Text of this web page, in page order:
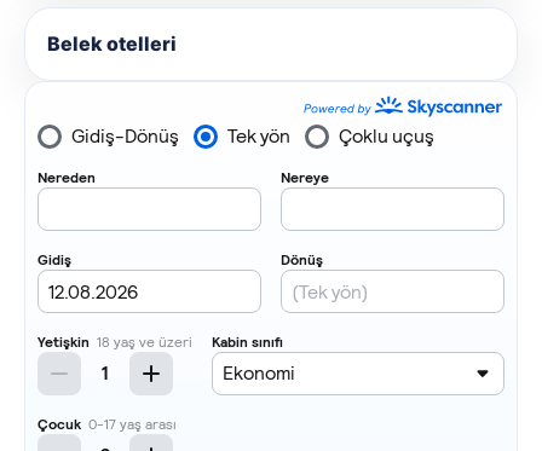
Belek otelleri